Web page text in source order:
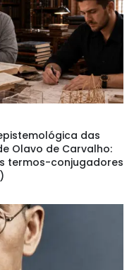
das
Olavo de Carvalho:
termos-conjugadores